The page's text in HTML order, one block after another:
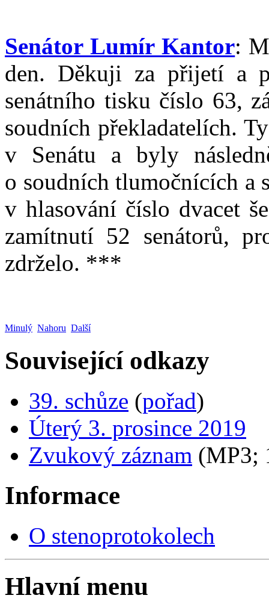
Senátor Lumír Kantor:
den. Děkuji za přijetí a
senátního tisku číslo 63,
soudních překladatelích.
v Senátu a byly
o soudních tlumočnících a
v hlasování číslo dvacet
zamítnutí 52 senátorů,
zdrželo. ***
Minulý Nahoru Další
Související odkazy
39. schůze (pořad)
Úterý 3. prosince 2019
Zvukový záznam (MP3;
Informace
O stenoprotokolech
Hlavní menu